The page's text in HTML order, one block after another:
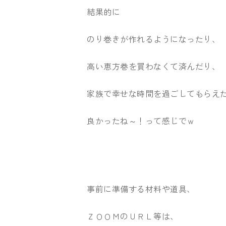
結果的に
のり巻きが作れるようになったり、
高い恵方巻を買わなくて済んだり、
家族で幸せな時間を過ごしてもらえ
良かったね～！って感じでｗ
事前に準備する材料や道具、
ＺＯＯＭのＵＲＬ等は、